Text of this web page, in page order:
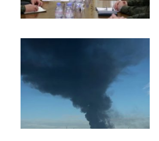
«фабрика жалоб» c
тысячами доносов
После убийства брата и
После атаки на Wildberries
ритейлеры меняют правила
доставки: что будет с ценами
«Он может говорить и с